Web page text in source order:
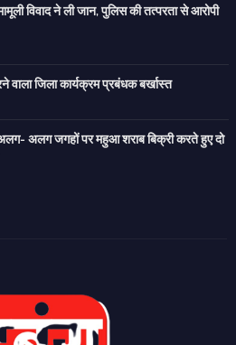
विवाद ने ली जान, पुलिस की तत्परता से आरोपी
वाला जिला कार्यक्रम प्रबंधक बर्खास्त
अलग- अलग जगहों पर महुआ शराब बिक्री करते हुए दो